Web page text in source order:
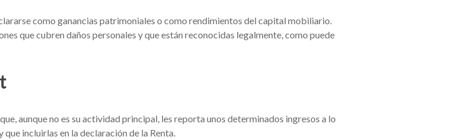
como ganancias patrimoniales o como rendimientos del capital mobiliario.
que cubren daños personales y que están reconocidas legalmente, como puede
aunque no es su actividad principal, les reporta unos determinados ingresos a lo
que incluirlas en la declaración de la Renta.